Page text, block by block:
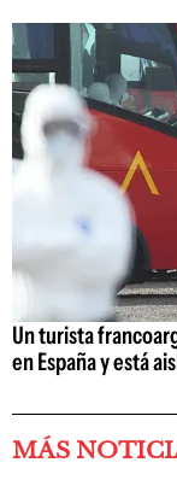
Un turista
en España y está
MÁS